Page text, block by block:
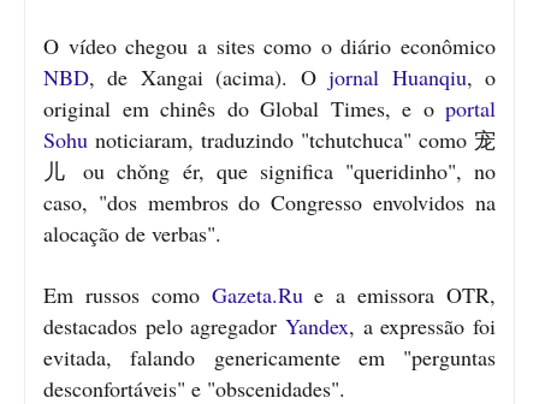
O vídeo chegou a sites como o diário econômico
NBD, de Xangai (acima). Ojornal Huanqiu, o
original em chinês do Global Times, e o portal
Sohu noticiaram, traduzindo "tchutchuca" como 宠
儿 ou chǒng ér, que significa "queridinho", no
caso, "dos membros do Congresso envolvidos na
alocação de verbas".
Em russos como Gazeta.Rue a emissora OTR,
destacados pelo agregador Yandex, a expressão foi
evitada, falando genericamente em "perguntas
desconfortáveis" e "obscenidades".